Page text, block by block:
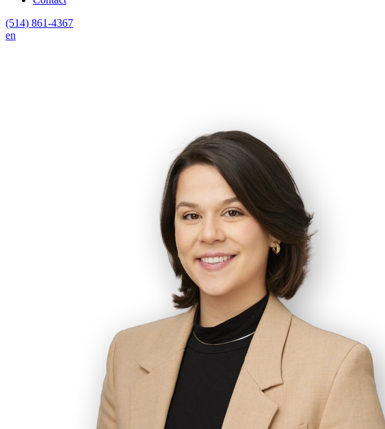
(514) 861-4367
en